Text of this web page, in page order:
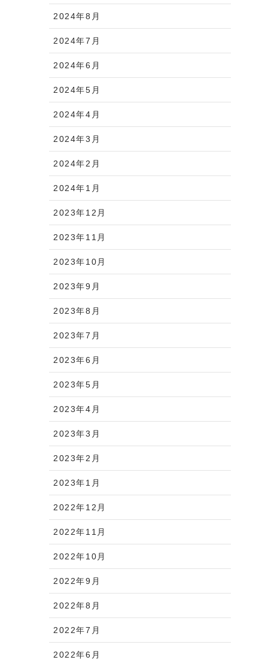
2024年8月
2024年7月
2024年6月
2024年5月
2024年4月
2024年3月
2024年2月
2024年1月
2023年12月
2023年11月
2023年10月
2023年9月
2023年8月
2023年7月
2023年6月
2023年5月
2023年4月
2023年3月
2023年2月
2023年1月
2022年12月
2022年11月
2022年10月
2022年9月
2022年8月
2022年7月
2022年6月